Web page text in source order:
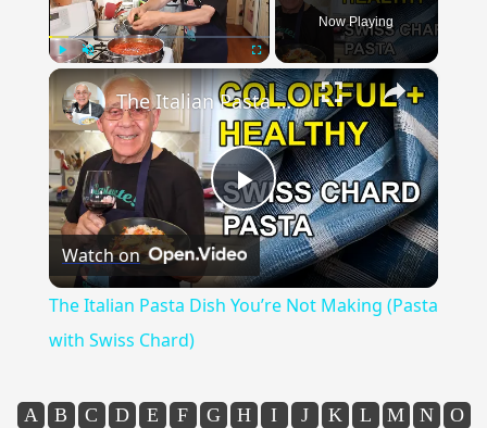
Unmute Fullscreen
Now Playing
×
Play
Video
The Italian Pasta Dish You’re Not Making (Pasta with Swiss Chard)
Watch on
The Italian Pasta Dish You’re Not Making (Pasta
with Swiss Chard)
A B C D E F G H I J K L M N
O